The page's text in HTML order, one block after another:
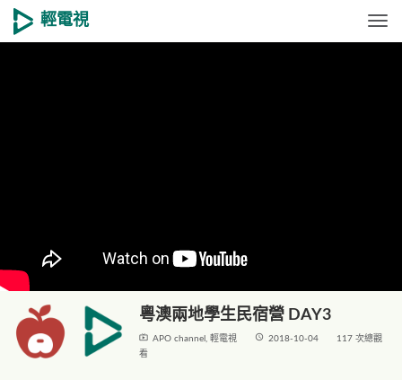
輕電視
粵澳兩地學生民宿營 DAY3
live_tv APO channel , 輕電視 access_time 2018-10-04
117 次總觀
看